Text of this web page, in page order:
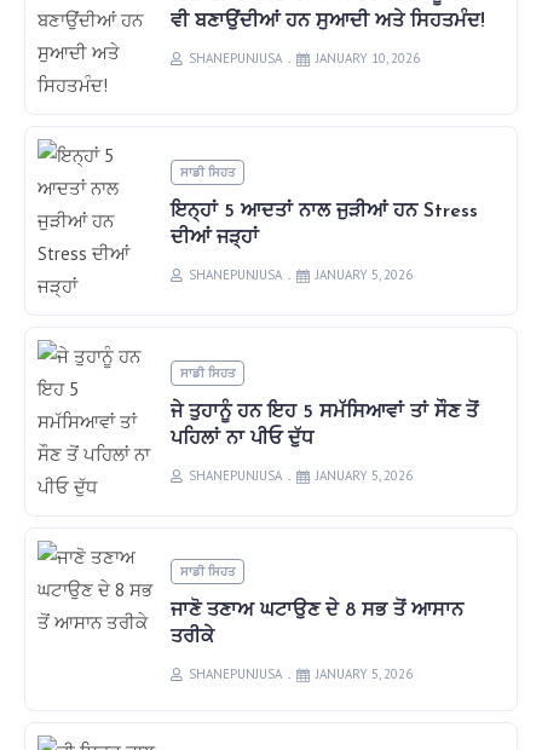
ਵੀ ਬਣਾਉਂਦੀਆਂ ਹਨ ਸੁਆਦੀ ਅਤੇ ਸਿਹਤਮੰਦ!
SHANEPUNJUSA JANUARY 10, 2026
ਸਾਡੀ ਸਿਹਤ
ਇਨ੍ਹਾਂ 5 ਆਦਤਾਂ ਨਾਲ ਜੁੜੀਆਂ ਹਨ Stress
ਦੀਆਂ ਜੜ੍ਹਾਂ
SHANEPUNJUSA JANUARY 5, 2026
ਸਾਡੀ ਸਿਹਤ
ਜੇ ਤੁਹਾਨੂੰ ਹਨ ਇਹ 5 ਸਮੱਸਿਆਵਾਂ ਤਾਂ ਸੌਣ ਤੋਂ
ਪਹਿਲਾਂ ਨਾ ਪੀਓ ਦੁੱਧ
SHANEPUNJUSA JANUARY 5, 2026
ਸਾਡੀ ਸਿਹਤ
ਜਾਣੋ ਤਣਾਅ ਘਟਾਉਣ ਦੇ 8 ਸਭ ਤੋਂ ਆਸਾਨ
ਤਰੀਕੇ
SHANEPUNJUSA JANUARY 5, 2026